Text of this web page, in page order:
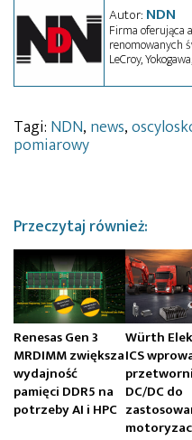
Autor: NDN
Firma oferująca
renomowanych
LeCroy,
Tagi: NDN, news,
pomiarowy
Przeczytaj również:
Renesas Gen 3
MRDIMM zwiększa
wydajność
pamięci DDR5 na
potrzeby AI i HPC
Würth
ICS
DC/DC do